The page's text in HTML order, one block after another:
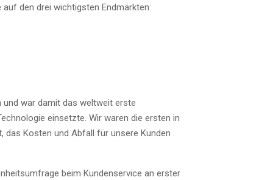
den drei wichtigsten Endmärkten:
war damit das weltweit erste
einsetzte. Wir waren die ersten in
das Kosten und Abfall für unsere Kunden
beim Kundenservice an erster